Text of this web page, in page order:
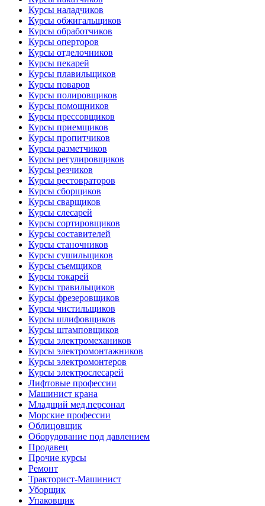
Курсы наладчиков
Курсы обжигальщиков
Курсы обработчиков
Курсы оперторов
Курсы отделочников
Курсы пекарей
Курсы плавильщиков
Курсы поваров
Курсы полировщиков
Курсы помощников
Курсы прессовщиков
Курсы приемщиков
Курсы пропитчиков
Курсы разметчиков
Курсы регулировщиков
Курсы резчиков
Курсы рестовраторов
Курсы сборщиков
Курсы сварщиков
Курсы слесарей
Курсы сортировщиков
Курсы составителей
Курсы станочников
Курсы сушильщиков
Курсы съемщиков
Курсы токарей
Курсы травильщиков
Курсы фрезеровщиков
Курсы чистильщиков
Курсы шлифовщиков
Курсы штамповщиков
Курсы электромехаников
Курсы электромонтажников
Курсы электромонтеров
Курсы электрослесарей
Лифтовые профессии
Машинист крана
Младщий мед.персонал
Морские профессии
Облицовщик
Оборудование под давлением
Продавец
Прочие курсы
Ремонт
Тракторист-Машинист
Уборщик
Упаковщик